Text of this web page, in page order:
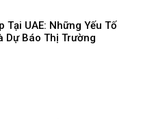
Tại UAE: Những Yếu Tố
Dự Báo Thị Trường